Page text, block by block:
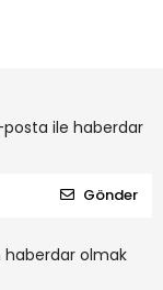
ile haberdar
Gönder
haberdar olmak